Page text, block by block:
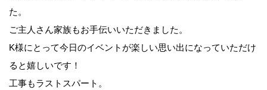
た。
ご主人さん家族もお手伝いいただきました。
K様にとって今日のイベントが楽しい思い出になっていただけ
ると嬉しいです！
工事もラストスパート。